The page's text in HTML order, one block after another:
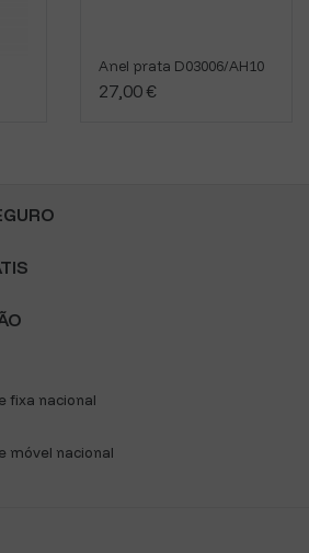
Anel prata D03006/AH10
27,00 €
fixa nacional
móvel nacional